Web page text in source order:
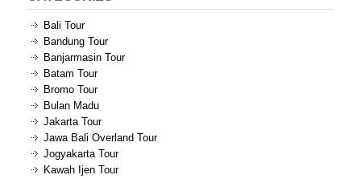
Bali Tour
Bandung Tour
Banjarmasin Tour
Batam Tour
Bromo Tour
Bulan Madu
Jakarta Tour
Jawa Bali Overland Tour
Jogyakarta Tour
Kawah Ijen Tour